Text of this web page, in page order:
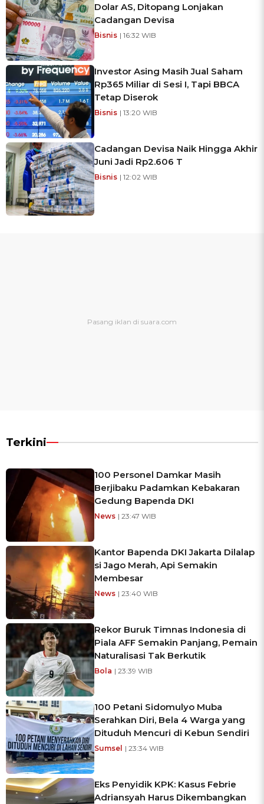
Dolar AS, Ditopang Lonjakan
Cadangan Devisa
Bisnis | 16:32 WIB
Investor Asing Masih Jual Saham
Rp365 Miliar di Sesi I, Tapi BBCA
Tetap Diserok
Bisnis | 13:20 WIB
Cadangan Devisa Naik Hingga Akhir
Juni Jadi Rp2.606 T
Bisnis | 12:02 WIB
Terkini
100 Personel Damkar Masih
Berjibaku Padamkan Kebakaran
Gedung Bapenda DKI
News | 23:47 WIB
Kantor Bapenda DKI Jakarta Dilalap
si Jago Merah, Api Semakin
Membesar
News | 23:40 WIB
Rekor Buruk Timnas Indonesia di
Piala AFF Semakin Panjang, Pemain
Naturalisasi Tak Berkutik
Bola | 23:39 WIB
100 Petani Sidomulyo Muba
Serahkan Diri, Bela 4 Warga yang
Dituduh Mencuri di Kebun Sendiri
Sumsel | 23:34 WIB
Eks Penyidik KPK: Kasus Febrie
Adriansyah Harus Dikembangkan